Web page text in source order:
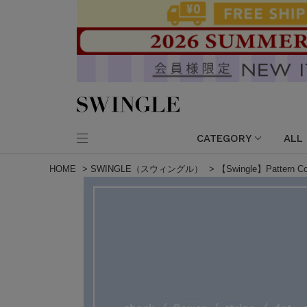
CATEGORY ALL
HOME > SWINGLE（スウィングル） > 【Swingle】Pattern